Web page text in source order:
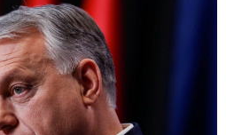
Xã hội
Tin 24h
Giáo dục
Dự báo thời tiết
Dấu ấn VOV
Việc làm